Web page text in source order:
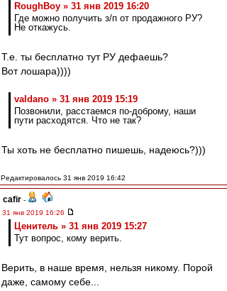
RoughBoy » 31 янв 2019 16:20
Где можно получить з/п от продажного РУ?
Не откажусь.
Т.е. ты бесплатно тут РУ дефаешь?
Вот лошара))))
valdano » 31 янв 2019 15:19
Позвонили, расстаемся по-доброму, наши
пути расходятся. Что не так?
Ты хоть не бесплатно пишешь, надеюсь?)))
Редактировалось 31 янв 2019 16:42
cafir -
31 янв 2019 16:26
Ценитель » 31 янв 2019 15:27
Тут вопрос, кому верить.
Верить, в наше время, нельзя никому. Порой
даже, самому себе...